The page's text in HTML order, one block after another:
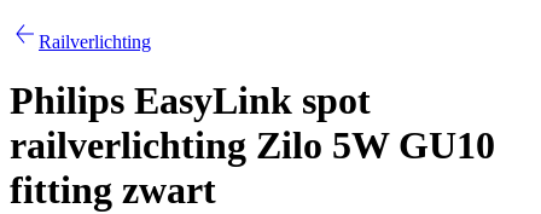
Railverlichting
Philips EasyLink spot
railverlichting Zilo 5W GU10
fitting zwart